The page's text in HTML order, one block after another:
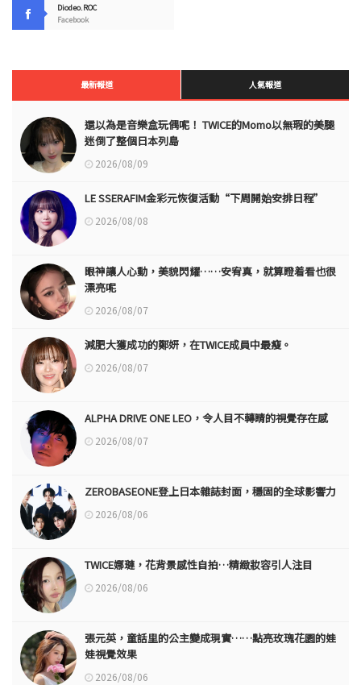
Diodeo.ROC
Facebook
最新報道 人氣報道
還以為是音樂盒玩偶呢！ TWICE的Momo以無瑕的美腿
迷倒了整個日本列島
2026/08/09
LE SSERAFIM金彩元恢復活動“下周開始安排日程”
2026/08/08
眼神讓人心動，美貌閃耀……安宥真，就算瞪着看也很
漂亮呢
2026/08/07
減肥大獲成功的鄭妍，在TWICE成員中最瘦。
2026/08/07
ALPHA DRIVE ONE LEO，令人目不轉睛的視覺存在感
2026/08/07
ZEROBASEONE登上日本雜誌封面，穩固的全球影響力
2026/08/06
TWICE娜璉，花背景感性自拍…精緻妝容引人注目
2026/08/06
張元英，童話里的公主變成現實……點亮玫瑰花園的娃
娃視覺效果
2026/08/06